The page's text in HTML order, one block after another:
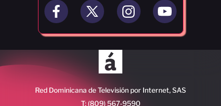
Red Dominicana de Televisión por Internet, SAS
T: (809) 567-9590